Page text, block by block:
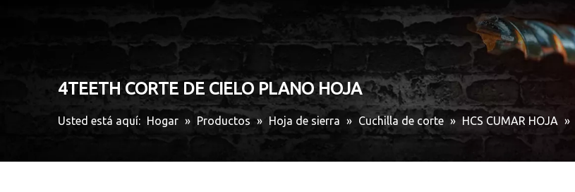
4TEETH CORTE DE CIELO PLANO HOJA
Usted está aquí: Hogar » Productos » Hoja de sierra » Cuchilla de corte » HCS CUMAR HOJA »